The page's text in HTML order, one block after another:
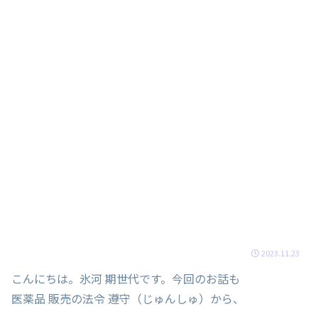
2023.11.23
こんにちは。氷河 期世代です。今回のお話も
医薬品 販売の法令 遵守（じゅんしゅ）から、